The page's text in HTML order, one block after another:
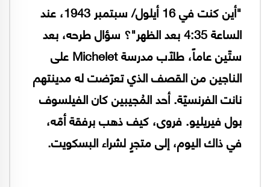
"أين كنت في 16 أيلول/ سبتمبر 1943، عند
الساعة 4:35 بعد الظهر"؟ سؤال طرحه، بعد
ستّين عاماً، طلّاب مدرسة Michelet على
الناجين من القصف الذي تعرّضت له مدينتهم
نانت الفرنسيّة. أحد المُجيبين كان الفيلسوف
بول فيريليو. فروى، كيف ذهب برفقة أمّه،
في ذاك اليوم، إلى متجرٍ لشراء البسكويت.